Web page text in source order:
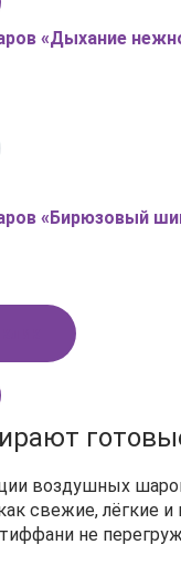
«Дыхание
«Бирюзовый
воздушных
свежие, лёгкие и
не